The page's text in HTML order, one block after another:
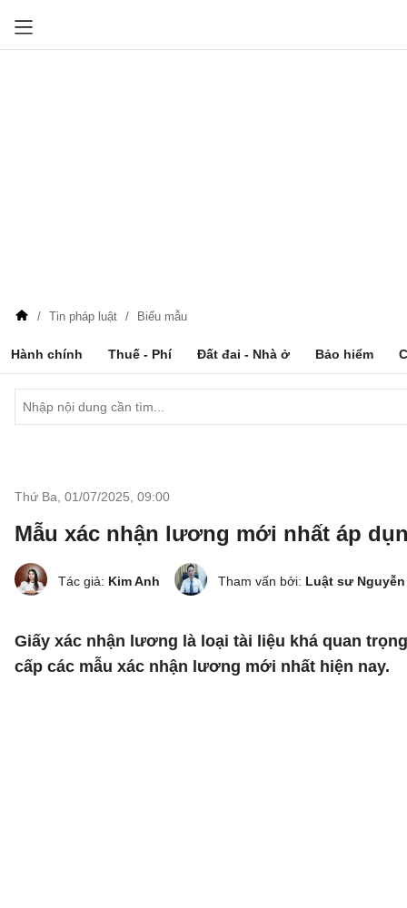
Tin pháp luật Biểu mẫu
Hành chính Thuế - Phí Đất đai - Nhà ở Bảo hiểm
Thứ Ba, 01/07/2025 09:00
Mẫu xác nhận lương mới nhất áp
Tác giả: Kim Anh Tham vấn bởi: Luật sư
Giấy xác nhận lương là loại tài liệu khá quan
cấp các mẫu xác nhận lương mới nhất hiện nay.